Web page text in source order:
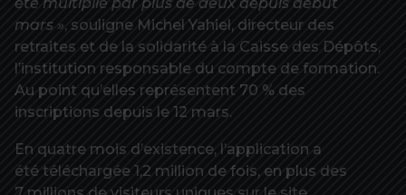
été multiplié par plus de deux depuis début
mars », souligne Michel Yahiel, directeur des
retraites et de la solidarité à la Caisse des Dépôts,
l’institution responsable du compte de formation.
Au point qu’elles représentent 70 % des
inscriptions depuis le 12 mars.
En quatre mois d’existence, l’application a
été téléchargée 1,2 million de fois, en plus des